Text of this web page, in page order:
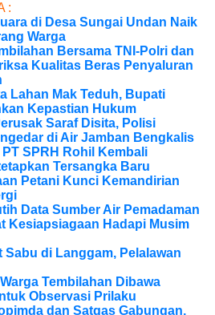
:
di Desa Sungai Undan Naik
Warga
Bersama TNI-Polri dan
Kualitas Beras Penyaluran
Lahan Mak Teduh, Bupati
Kepastian Hukum
Saraf Disita, Polisi
di Air Jamban Bengkalis
SPRH Rohil Kembali
Tersangka Baru
Petani Kunci Kemandirian
Data Sumber Air Pemadaman
Kesiapsiagaan Hadapi Musim
Sabu di Langgam, Pelalawan
Tembilahan Dibawa
Observasi Prilaku
dan Satgas Gabungan,